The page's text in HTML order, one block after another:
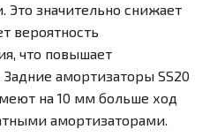
значительно снижает
вероятность
что повышает
амортизаторы SS20
на 10 мм больше ход
амортизаторами.